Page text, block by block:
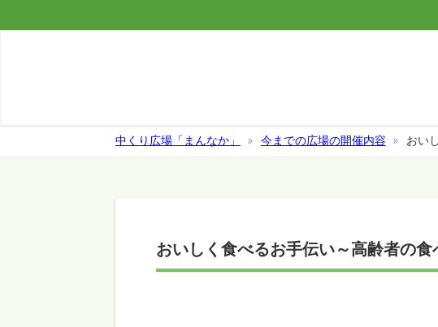
中くり広場「まんなか」 今までの広場の開催内容 おい
おいしく食べるお手伝い～高齢者の